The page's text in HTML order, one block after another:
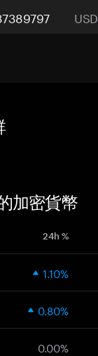
USD
加密貨幣
24h %
1.10%
0.80%
0.00%